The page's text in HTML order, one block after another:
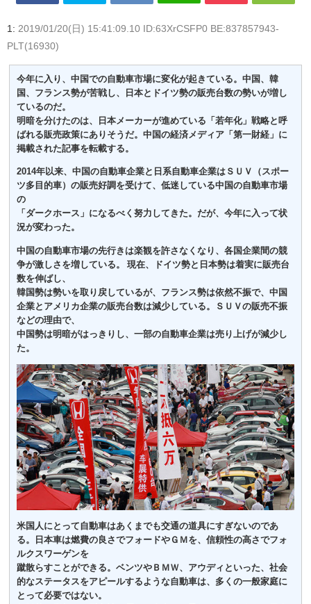
1: 2019/01/20(日) 15:41:09.10 ID:63XrCSFP0 BE:837857943-
PLT(16930)
今年に入り、中国での自動車市場に変化が起きている。中国、韓
国、フランス勢が苦戦し、日本とドイツ勢の販売台数の勢いが増し
ているのだ。
明暗を分けたのは、日本メーカーが進めている「若年化」戦略と呼
ばれる販売政策にありそうだ。中国の経済メディア「第一財経」に
掲載された記事を転載する。
2014年以来、中国の自動車企業と日系自動車企業はＳＵＶ（スポー
ツ多目的車）の販売好調を受けて、低迷している中国の自動車市場
の
「ダークホース」になるべく努力してきた。だが、今年に入って状
況が変わった。
中国の自動車市場の先行きは楽観を許さなくなり、各国企業間の競
争が激しさを増している。 現在、ドイツ勢と日本勢は着実に販売台
数を伸ばし、
韓国勢は勢いを取り戻しているが、フランス勢は依然不振で、中国
企業とアメリカ企業の販売台数は減少している。ＳＵＶの販売不振
などの理由で、
中国勢は明暗がはっきりし、一部の自動車企業は売り上げが減少し
た。
米国人にとって自動車はあくまでも交通の道具にすぎないのであ
る。日本車は燃費の良さでフォードやＧＭを、信頼性の高さでフォ
ルクスワーゲンを
蹴散らすことができる。ベンツやＢＭＷ、アウディといった、社会
的なステータスをアピールするような自動車は、多くの一般家庭に
とって必要ではない。